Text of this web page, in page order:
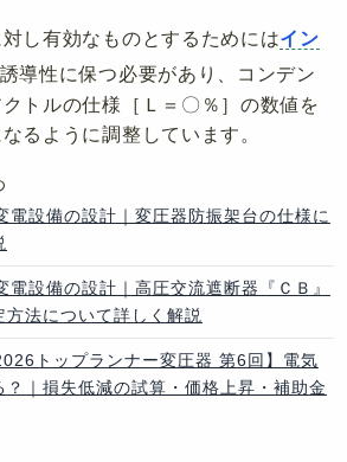
し有効なものとするためにはイン
導性に保つ必要があり、コンデン
トルの仕様［Ｌ＝〇％］の数値を
るように調整しています。
電設備の設計｜変圧器防振架台の仕様に
電設備の設計｜高圧交流遮断器『ＣＢ』
法について詳しく解説
トップランナー変圧器 第6回】電気
？｜損失低減の試算・価格上昇・補助金